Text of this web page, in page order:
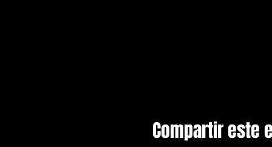
Compartir este